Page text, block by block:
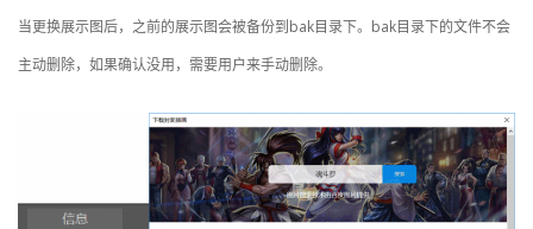
当更换展示图后，之前的展示图会被备份到bak目录下。bak目录下的文件不会
主动删除，如果确认没用，需要用户来手动删除。